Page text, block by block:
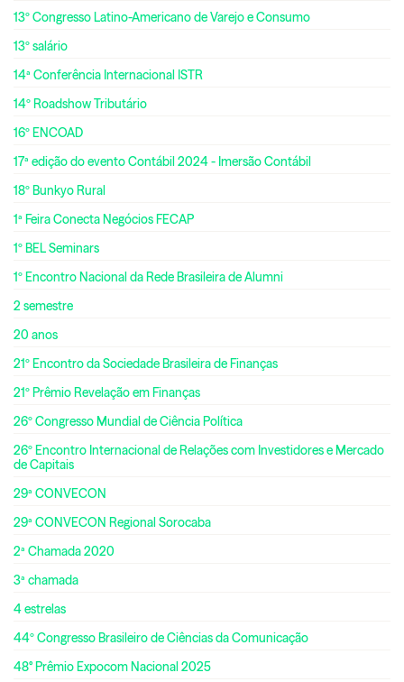
13º Congresso Latino-Americano de Varejo e Consumo
13º salário
14ª Conferência Internacional ISTR
14º Roadshow Tributário
16º ENCOAD
17ª edição do evento Contábil 2024 - Imersão Contábil
18º Bunkyo Rural
1ª Feira Conecta Negócios FECAP
1º BEL Seminars
1º Encontro Nacional da Rede Brasileira de Alumni
2 semestre
20 anos
21º Encontro da Sociedade Brasileira de Finanças
21º Prêmio Revelação em Finanças
26º Congresso Mundial de Ciência Política
26º Encontro Internacional de Relações com Investidores e Mercado
de Capitais
29ª CONVECON
29ª CONVECON Regional Sorocaba
2ª Chamada 2020
3ª chamada
4 estrelas
44º Congresso Brasileiro de Ciências da Comunicação
48° Prêmio Expocom Nacional 2025